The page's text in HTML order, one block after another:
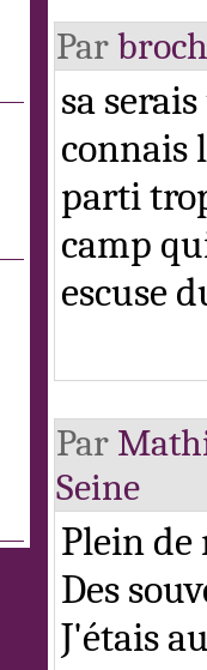
Par
sa
connais
parti
camp
escuse
Par
Seine
Plein de
Des
J'étais